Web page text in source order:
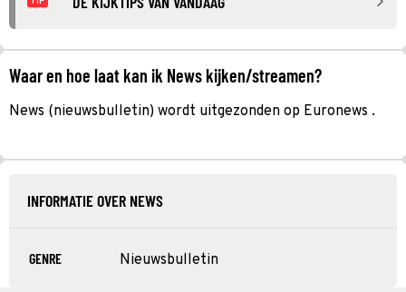
Waar en hoe laat kan ik News kijken/streamen?
News (nieuwsbulletin) wordt uitgezonden op Euronews .
INFORMATIE OVER NEWS
GENRE Nieuwsbulletin